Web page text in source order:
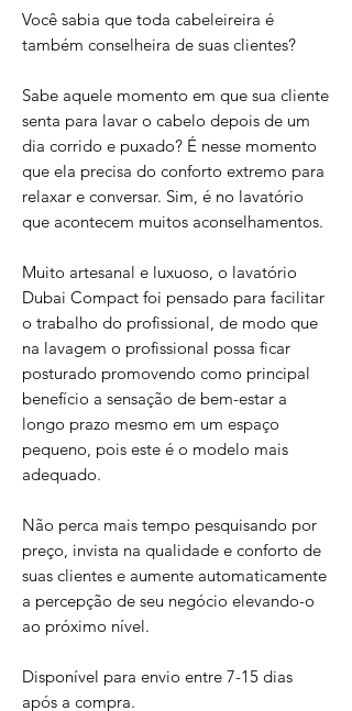
Você sabia que toda cabeleireira é
também conselheira de suas clientes?
Sabe aquele momento em que sua cliente
senta para lavar o cabelo depois de um
dia corrido e puxado? É nesse momento
que ela precisa do conforto extremo para
relaxar e conversar. Sim, é no lavatório
que acontecem muitos aconselhamentos.
Muito artesanal e luxuoso, o lavatório
Dubai Compact foi pensado para facilitar
o trabalho do profissional, de modo que
na lavagem o profissional possa ficar
posturado promovendo como principal
benefício a sensação de bem-estar a
longo prazo mesmo em um espaço
pequeno, pois este é o modelo mais
adequado.
Não perca mais tempo pesquisando por
preço, invista na qualidade e conforto de
suas clientes e aumente automaticamente
a percepção de seu negócio elevando-o
ao próximo nível.
Disponível para envio entre 7-15 dias
após a compra.